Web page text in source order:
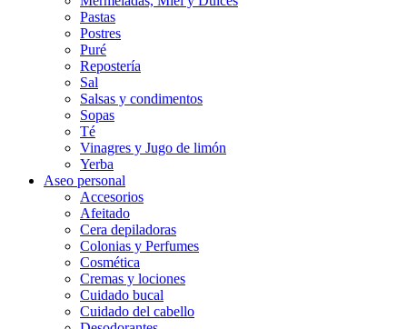
Pastas
Postres
Puré
Repostería
Sal
Salsas y condimentos
Sopas
Té
Vinagres y Jugo de limón
Yerba
Aseo personal
Accesorios
Afeitado
Cera depiladoras
Colonias y Perfumes
Cosmética
Cremas y lociones
Cuidado bucal
Cuidado del cabello